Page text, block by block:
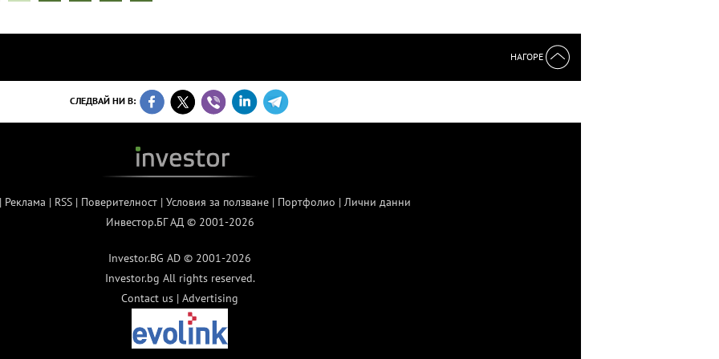
НАГОРЕ
СЛЕДВАЙ НИ В:
| Реклама | RSS| Поверителност| Условия за ползване| Портфолио | Лични данни
Инвестор.БГ АД © 2001-2026
Investor.BG AD © 2001-2026
Investor.bg All rights reserved.
Contact us | Advertising